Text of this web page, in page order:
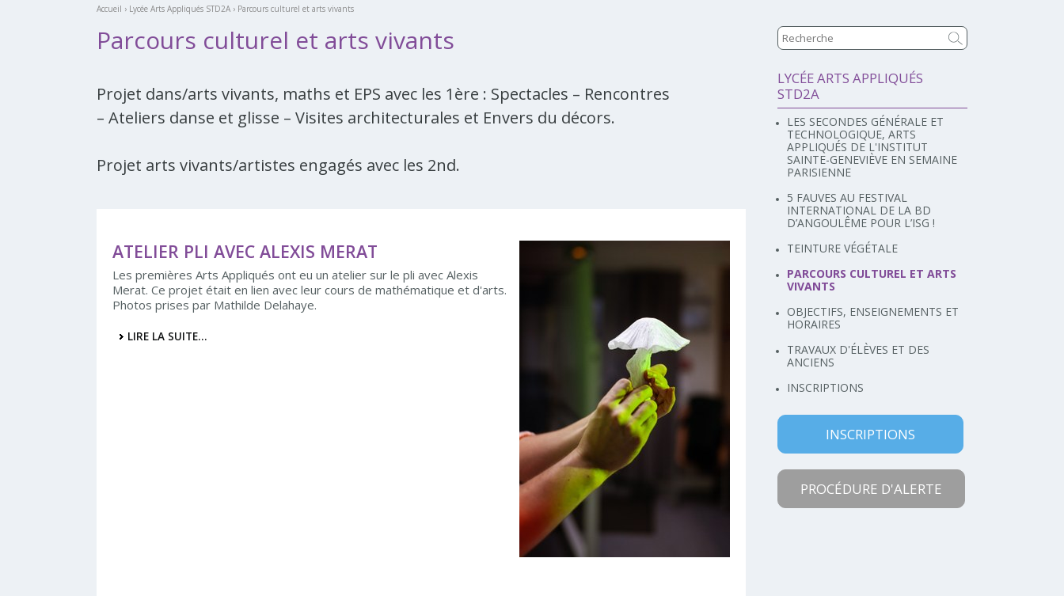
Accueil › Lycée Arts Appliqués STD2A › Parcours culturel et arts vivants
Parcours culturel et arts vivants
Projet dans/arts vivants, maths et EPS avec les 1ère : Spectacles – Rencontres
– Ateliers danse et glisse – Visites architecturales et Envers du décors.
Projet arts vivants/artistes engagés avec les 2nd.
ATELIER PLI AVEC ALEXIS MERAT
Les premières Arts Appliqués ont eu un atelier sur le pli avec Alexis
Merat. Ce projet était en lien avec leur cours de mathématique et d'arts.
Photos prises par Mathilde Delahaye.
LIRE LA SUITE…
Navigation
LYCÉE ARTS APPLIQUÉS
STD2A
LES SECONDES GÉNÉRALE ET
TECHNOLOGIQUE, ARTS
APPLIQUÉS DE L'INSTITUT
SAINTE-GENEVIÈVE EN SEMAINE
PARISIENNE
5 FAUVES AU FESTIVAL
INTERNATIONAL DE LA BD
D’ANGOULÊME POUR L’ISG !
TEINTURE VÉGÉTALE
PARCOURS CULTUREL ET ARTS
VIVANTS
OBJECTIFS, ENSEIGNEMENTS ET
HORAIRES
TRAVAUX D'ÉLÈVES ET DES
ANCIENS
INSCRIPTIONS
INSCRIPTIONS
PROCÉDURE D'ALERTE